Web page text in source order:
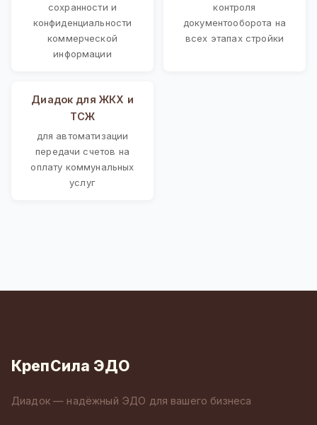
сохранности и
конфиденциальности
коммерческой
информации
контроля
документооборота на
всех этапах стройки
Диадок для ЖКХ и
ТСЖ
для автоматизации
передачи счетов на
оплату коммунальных
услуг
КрепСила ЭДО
Диадок — надёжный ЭДО для вашего бизнеса